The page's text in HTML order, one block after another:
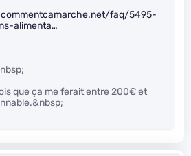
faq/5495-
alimenta…
que ça me ferait entre 200€ et